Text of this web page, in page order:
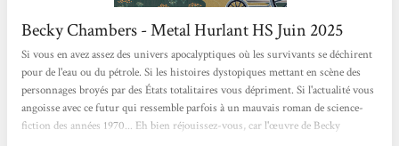
Becky Chambers - Metal Hurlant HS Juin 2025
Si vous en avez assez des univers apocalyptiques où les survivants se déchirent
pour de l'eau ou du pétrole. Si les histoires dystopiques mettant en scène des
personnages broyés par des États totalitaires vous dépriment. Si l'actualité vous
angoisse avec ce futur qui ressemble parfois à un mauvais roman de science-
fiction des années 1970... Eh bien réjouissez-vous, car l'œuvre de Becky